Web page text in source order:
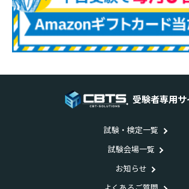
受験者専用サ
試験・検定一覧
試験会場一覧
お知らせ